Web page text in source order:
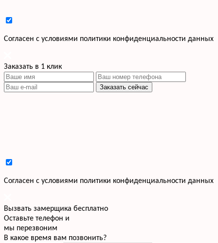
Cогласен с условиями политики конфиденциальности данных
Заказать в 1 клик
Заказать сейчас
Cогласен с условиями политики конфиденциальности данных
Вызвать замерщика бесплатно
Оставьте телефон и
мы перезвоним
В какое время вам позвонить?